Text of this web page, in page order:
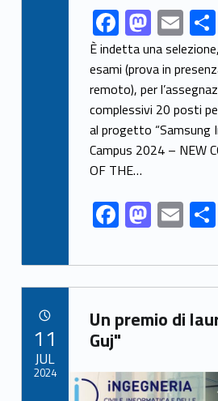
Link identifier share facebook archive #share-link-archive-38823F
ac
e
b
o
o
k
M
as
to
d
o
n
E
m
ai
l
C
È indetta una
esami (prova in
remoto), per
complessivi 20 posti
al progetto “Samsung
Campus 2024 – NEW
OF THE…
F
ac
e
b
o
o
k
M
as
to
d
o
E
m
ai
l
C
Link identifier archive #link-archive-35730
Un premio di
Guj"
Link identifier archive #link-archive-thumb-soap-87321
11
JUL
2024